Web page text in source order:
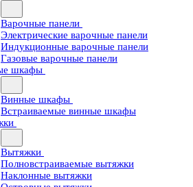
Варочные панели
Электрические варочные панели
Индукционные варочные панели
Газовые варочные панели
шкафы
Винные шкафы
Встраиваемые винные шкафы
Вытяжки
Полновстраиваемые вытяжки
Наклонные вытяжки